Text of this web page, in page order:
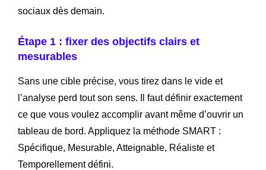
sociaux dès demain.
Étape 1 : fixer des objectifs clairs et
mesurables
Sans une cible précise, vous tirez dans le vide et
l’analyse perd tout son sens. Il faut définir exactement
ce que vous voulez accomplir avant même d’ouvrir un
tableau de bord. Appliquez la méthode SMART :
Spécifique, Mesurable, Atteignable, Réaliste et
Temporellement défini.